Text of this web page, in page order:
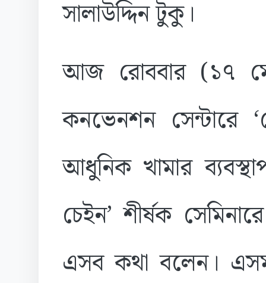
সালাউদ্দিন টুকু।
আজ রোববার (১৭
কনভেনশন সেন্টারে
আধুনিক খামার
চেইন’ শীর্ষক
এসব কথা বলেন।